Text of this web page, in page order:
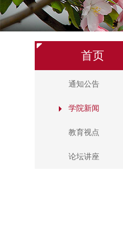
首页
通知公告
学院新闻
教育视点
论坛讲座